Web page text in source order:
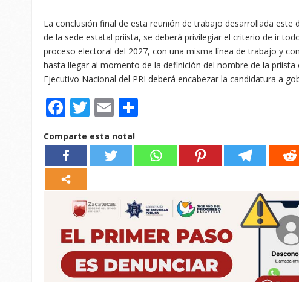
La conclusión final de esta reunión de trabajo desarrollada este
de la sede estatal priista, se deberá privilegiar el criterio de ir
proceso electoral del 2027, con una misma línea de trabajo y
hasta llegar al momento de la definición del nombre de la
Ejecutivo Nacional del PRI deberá encabezar la candidatura a
Facebook
Twitter
Email
Comparte esta nota!